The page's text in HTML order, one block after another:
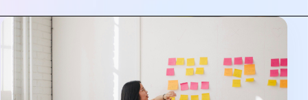
Custom-designed
Custom-designed learning paths